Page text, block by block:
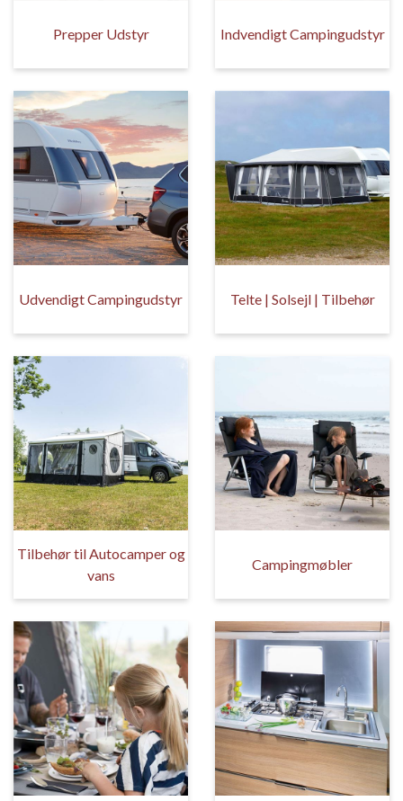
Prepper Udstyr Indvendigt Campingudstyr
Udvendigt Campingudstyr Telte | Solsejl | Tilbehør
Tilbehør til Autocamper og
vans
Campingmøbler